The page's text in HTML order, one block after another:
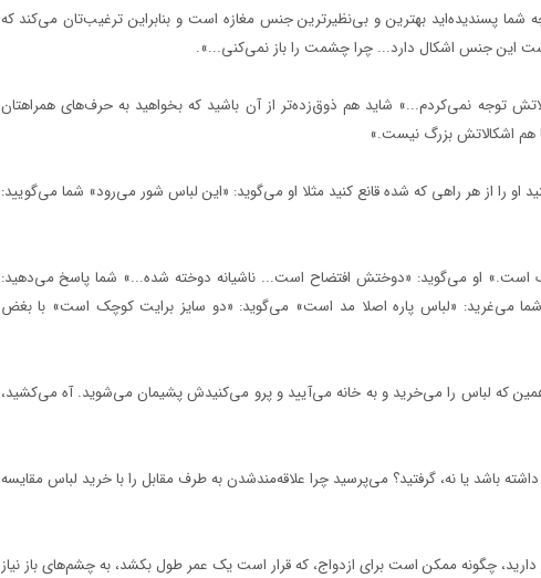
پسندیده‌اید بهترین و بی‌نظیرترین جنس مغازه است و بنابراین ترغیب‌تان می‌کند که
این جنس اشکال دارد... چرا چشمت را باز نمی‌کنی...».
توجه نمی‌کردم...» شاید هم ذوق‌زده‌تر از آن باشید که بخواهید به حرف‌های همراهتان
هم اشکالاتش بزرگ نیست.»
را از هر راهی که شده قانع کنید مثلا او می‌گوید: «این لباس شور می‌رود» شما می‌گویید:
است.» او می‌گوید: «دوختش افتضاح است... ناشیانه دوخته شده...» شما پاسخ می‌دهید:
می‌غرید: «لباس پاره اصلا مد است» می‌گوید: «دو سایز برایت کوچک است» با بغض
که لباس را می‌خرید و به خانه می‌آیید و پرو می‌کنیدش پشیمان می‌شوید. آه می‌کشید،
باشد یا نه، گرفتید؟ می‌پرسید چرا علاقه‌مند‌شدن به طرف مقابل را با خرید لباس مقایسه
چگونه ممکن است برای ازدواج، که قرار است یک عمر طول بکشد، به چشم‌های باز نیاز